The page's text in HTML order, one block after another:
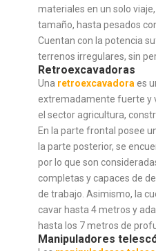
materiales en un solo
tamaño, hasta pesados
Cuentan con la potencia
terrenos irregulares, sin
Retroexcavadoras
Una retroexcavadoraes
extremadamente fuerte y
el sector agricultura,
En la parte frontal posee
la parte posterior, se
por lo que son
completas y capaces de
de trabajo. Asimismo, la
cavar hasta 4 metros y
hasta los 7 metros de
Manipuladores